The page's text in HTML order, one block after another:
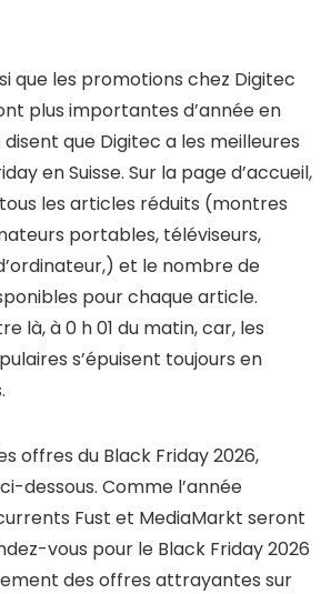
que les promotions chez Digitec
plus importantes d’année en
que Digitec a les meilleures
en Suisse. Sur la page d’accueil,
les articles réduits (montres
portables, téléviseurs,
et le nombre de
pour chaque article.
là, à 0 h 01 du matin, car, les
s’épuisent toujours en
offres du Black Friday 2026,
dessous. Comme l’année
Fust et MediaMarkt seront
vous pour le Black Friday 2026
des offres attrayantes sur